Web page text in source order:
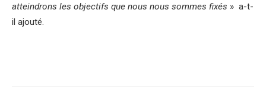
atteindrons les objectifs que nous nous sommes fixés » a-t-
il ajouté.